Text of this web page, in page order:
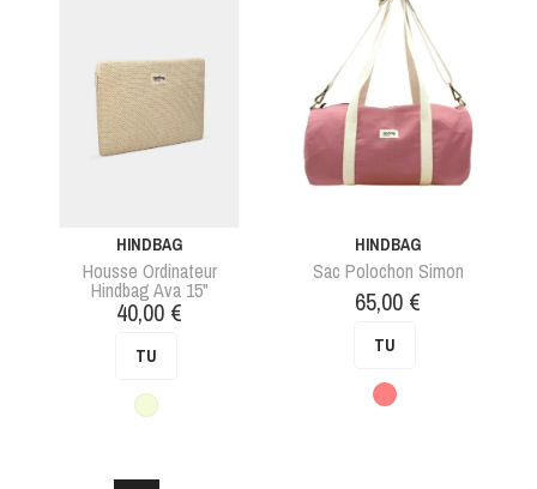
HINDBAG
Housse Ordinateur
Hindbag Ava 15"
Prix
40,00 €
TU
Beige
HINDBAG
Sac Polochon Simon
Prix
65,00 €
TU
Rose